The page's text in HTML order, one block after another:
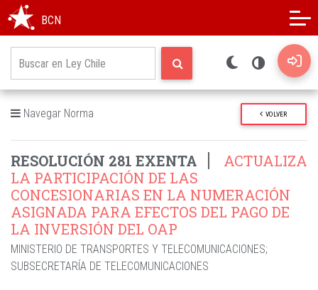
BCN
Navegar Norma VOLVER
RESOLUCIÓN 281 EXENTA
ACTUALIZA
LA PARTICIPACIÓN DE LAS
CONCESIONARIAS EN LA NUMERACIÓN
ASIGNADA PARA EFECTOS DEL PAGO DE
LA INVERSIÓN DEL OAP
MINISTERIO DE TRANSPORTES Y TELECOMUNICACIONES;
SUBSECRETARÍA DE TELECOMUNICACIONES